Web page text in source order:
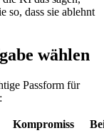
so, dass sie ablehnt
wählen
Passform für
Kompromiss